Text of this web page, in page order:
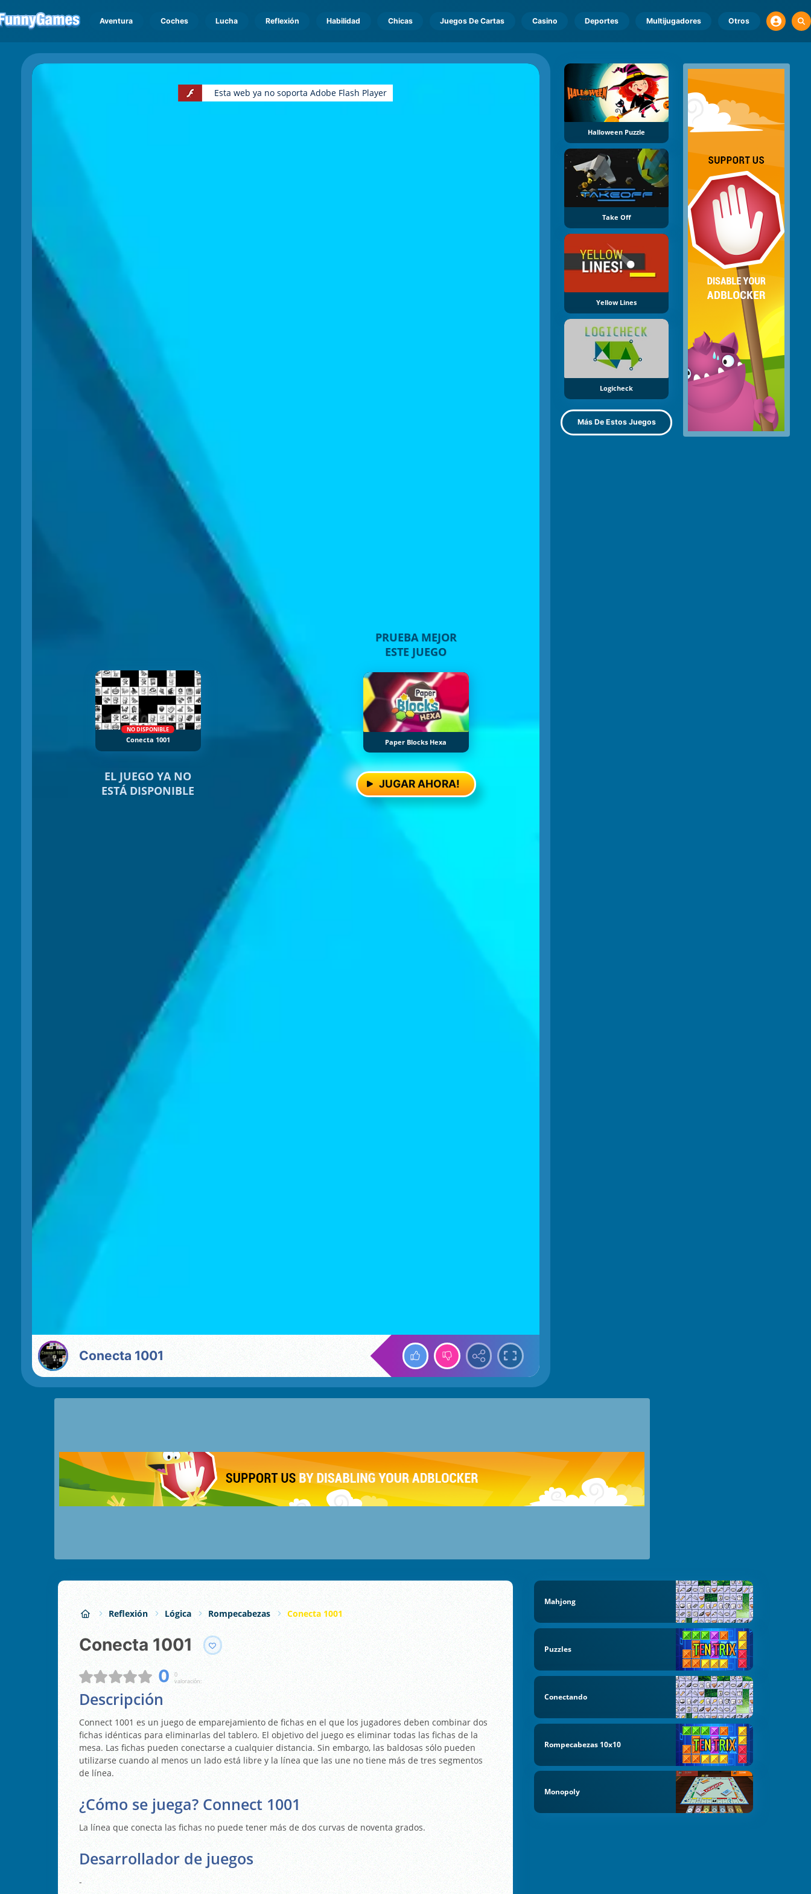
Aventura Coches Lucha Reflexión Habilidad Chicas Juegos De Cartas Casino Deportes Multijugadores Otros
Esta web ya no soporta Adobe Flash Player
NO DISPONIBLE
Conecta 1001
EL JUEGO YA NO
ESTÁ DISPONIBLE
PRUEBA MEJOR
ESTE JUEGO
Paper Blocks Hexa
JUGAR AHORA!
Conecta 1001
Halloween Puzzle
Take Off
Yellow Lines
Logicheck
Más De Estos Juegos
Reflexión Lógica Rompecabezas Conecta 1001
Conecta 1001
0
0
valoración:
Descripción
Connect 1001 es un juego de emparejamiento de fichas en el que los jugadores deben combinar dos
fichas idénticas para eliminarlas del tablero. El objetivo del juego es eliminar todas las fichas de la
mesa. Las fichas pueden conectarse a cualquier distancia. Sin embargo, las baldosas sólo pueden
utilizarse cuando al menos un lado está libre y la línea que las une no tiene más de tres segmentos
de línea.
¿Cómo se juega? Connect 1001
La línea que conecta las fichas no puede tener más de dos curvas de noventa grados.
Desarrollador de juegos
-
Mahjong
Puzzles
Conectando
Rompecabezas 10x10
Monopoly